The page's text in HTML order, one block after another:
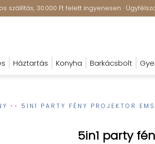
szállítás, 30.000 Ft felett ingyenesen ·
Háztartás Konyha Barkácsbolt
5IN1 PARTY FÉNY PROJEKTOR
5in1 party